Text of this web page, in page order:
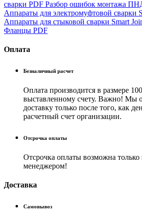
сварки PDF Разбор ошибок монтажа
Аппараты для электромуфтовой сварки
Аппараты для стыковой сварки Smart
Фланцы PDF
Оплата
Безналичный расчет
Оплата производится в размере
выставленному счету. Важно! Мы
доставку только после того, как
расчетный счет организации.
Отсрочка оплаты
Отсрочка оплаты возможна только
менеджером!
Доставка
Самовывоз